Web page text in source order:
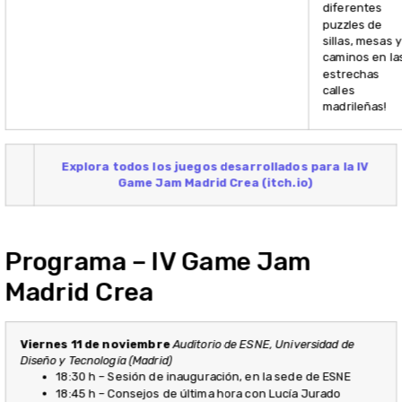
diferentes
puzzles de
sillas, mesas y
caminos en
estrechas
calles
madrileñas!
Explora todos los juegos desarrollados para la IV
Game Jam Madrid Crea (itch.io)
Programa – IV Game Jam
Madrid Crea
Viernes 11 de noviembreAuditorio de ESNE, Universidad de
Diseño y Tecnología (Madrid)
18:30 h – Sesión de inauguración, en la sede de ESNE
18:45 h – Consejos de última hora con Lucía Jurado